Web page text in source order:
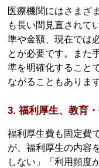
医療機関にはさまざ
も長い間見直されて
準や金額、現在では
とが必要です。また
準を明確化すること
ながることもあります
3. 福利厚生、教育
福利厚生費も固定費
が、福利厚生の内容
しない」「利用頻度